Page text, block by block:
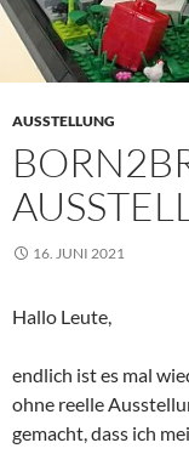
AUSSTELLUNG
16. JUNI 2021
Hallo Leute,
endlich ist es mal
ohne reelle
gemacht, dass ich